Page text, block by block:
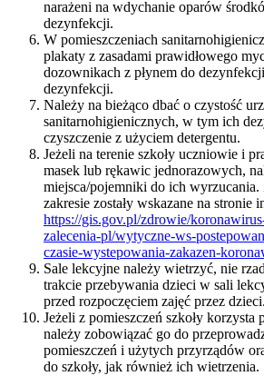
narażeni na wdychanie oparów
dezynfekcji.
W pomieszczeniach
plakaty z zasadami prawidłowego
dozownikach z płynem do
dezynfekcji.
Należy na bieżąco dbać o czystość
sanitarnohigienicznych, w tym ich
czyszczenie z użyciem detergentu.
Jeżeli na terenie szkoły uczniowie i
masek lub rękawic jednorazowych,
miejsca/pojemniki do ich
zakresie zostały wskazane na stronie
https://gis.gov.pl/zdrowie/
zalecenia-pl/wytyczne-ws-
czasie-wystepowania-zakazen-
Sale lekcyjne należy wietrzyć, nie
trakcie przebywania dzieci w sali
przed rozpoczęciem zajęć przez dzieci.
Jeżeli z pomieszczeń szkoły korzysta
należy zobowiązać go do
pomieszczeń i użytych przyrządów
do szkoły, jak również ich wietrzenia.